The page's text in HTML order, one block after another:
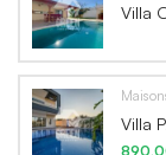
Villa
Villa